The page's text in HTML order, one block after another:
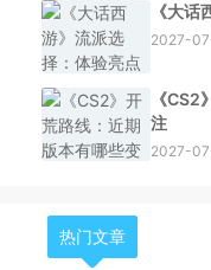
《大
2027-
《
注
2027-
热门文章